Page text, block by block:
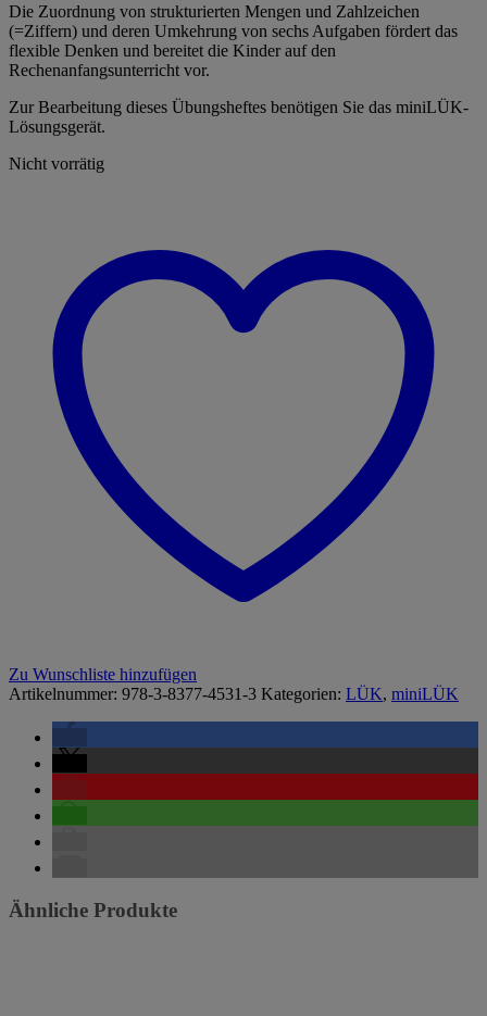
Die Zuordnung von strukturierten Mengen und Zahlzeichen
(=Ziffern) und deren Umkehrung von sechs Aufgaben fördert das
flexible Denken und bereitet die Kinder auf den
Rechenanfangsunterricht vor.
Zur Bearbeitung dieses Übungsheftes benötigen Sie das miniLÜK-
Lösungsgerät.
Nicht vorrätig
Zu Wunschliste hinzufügen
Artikelnummer: 978-3-8377-4531-3 Kategorien: LÜK, miniLÜK
Ähnliche Produkte